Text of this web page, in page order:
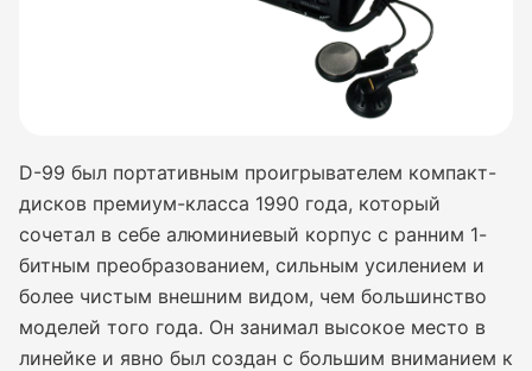
D-99 был портативным проигрывателем компакт-
дисков премиум-класса 1990 года, который
сочетал в себе алюминиевый корпус с ранним 1-
битным преобразованием, сильным усилением и
более чистым внешним видом, чем большинство
моделей того года. Он занимал высокое место в
линейке и явно был создан с большим вниманием к